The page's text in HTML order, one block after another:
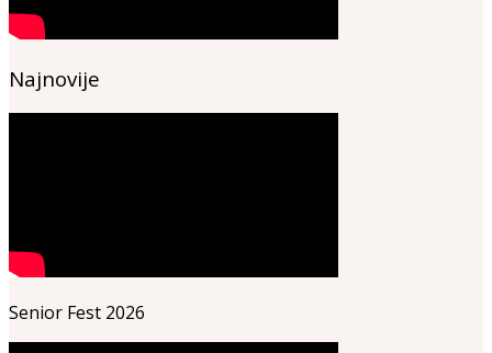
Najnovije
Senior Fest 2026